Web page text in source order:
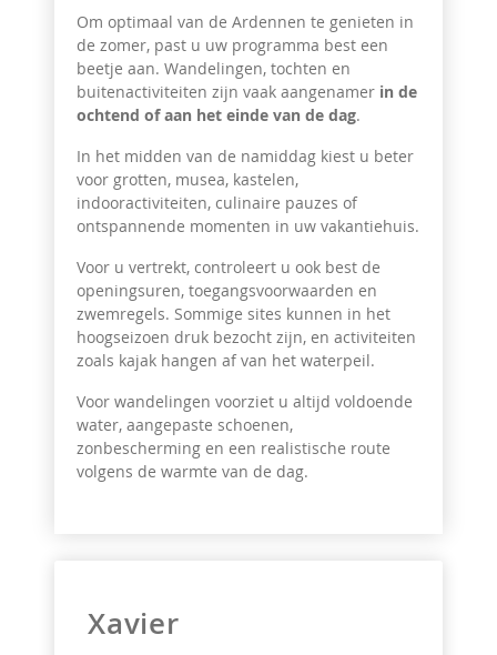
Om optimaal van de Ardennen te genieten in
de zomer, past u uw programma best een
beetje aan. Wandelingen, tochten en
buitenactiviteiten zijn vaak aangenamer in de
ochtend of aan het einde van de dag.
In het midden van de namiddag kiest u beter
voor grotten, musea, kastelen,
indooractiviteiten, culinaire pauzes of
ontspannende momenten in uw vakantiehuis.
Voor u vertrekt, controleert u ook best de
openingsuren, toegangsvoorwaarden en
zwemregels. Sommige sites kunnen in het
hoogseizoen druk bezocht zijn, en activiteiten
zoals kajak hangen af van het waterpeil.
Voor wandelingen voorziet u altijd voldoende
water, aangepaste schoenen,
zonbescherming en een realistische route
volgens de warmte van de dag.
Xavier